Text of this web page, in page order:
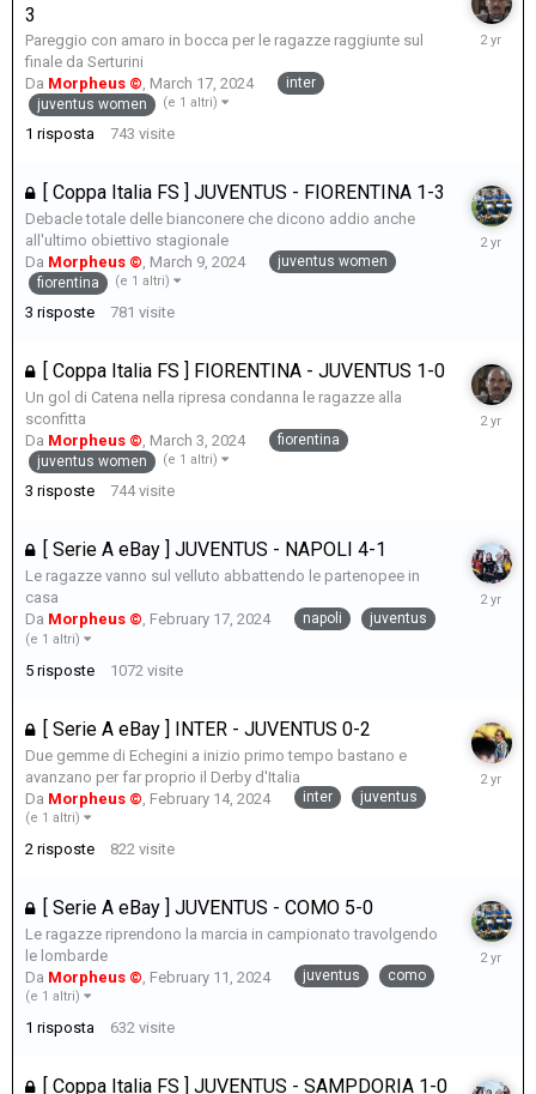
3
Pareggio con amaro in bocca per le ragazze raggiunte sul
finale da Serturini
Da Morpheus ©, March 17, 2024
inter
juventus women
(e 1 altri)
1 risposta 743 visite
March
[ Coppa Italia FS ] JUVENTUS - FIORENTINA 1-3
Debacle totale delle bianconere che dicono addio anche
all'ultimo obiettivo stagionale
Da Morpheus ©, March 9, 2024
juventus women
fiorentina
(e 1 altri)
3 risposte 781 visite
March
[ Coppa Italia FS ] FIORENTINA - JUVENTUS 1-0
Un gol di Catena nella ripresa condanna le ragazze alla
sconfitta
Da Morpheus ©, March 3, 2024
fiorentina
juventus women
(e 1 altri)
3 risposte 744 visite
March
[ Serie A eBay ] JUVENTUS - NAPOLI 4-1
Le ragazze vanno sul velluto abbattendo le partenopee in
casa
Da Morpheus ©, February 17, 2024 napoli juventus
(e 1 altri)
5 risposte 1072 visite
February
[ Serie A eBay ] INTER - JUVENTUS 0-2
Due gemme di Echegini a inizio primo tempo bastano e
avanzano per far proprio il Derby d'Italia
Da Morpheus © February 14, 2024 inter juventus
(e 1 altri)
2 risposte 822 visite
February
[ Serie A eBay ] JUVENTUS - COMO 5-0
Le ragazze riprendono la marcia in campionato travolgendo
le lombarde
Da Morpheus © February 11, 2024 juventus como
(e 1 altri)
1 risposta 632 visite
February
[ Coppa Italia FS ] JUVENTUS - SAMPDORIA 1-0